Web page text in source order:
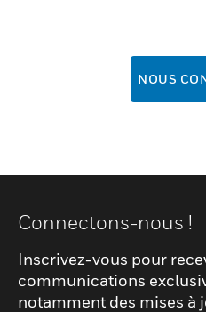
NOUS
Connectons-nous !
Inscrivez-vous pour
communications
notamment des mises à